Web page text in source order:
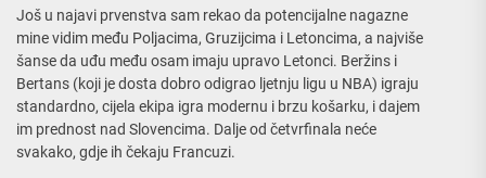
Još u najavi prvenstva sam rekao da potencijalne nagazne
mine vidim među Poljacima, Gruzijcima i Letoncima, a najviše
šanse da uđu među osam imaju upravo Letonci. Beržins i
Bertans (koji je dosta dobro odigrao ljetnju ligu u NBA) igraju
standardno, cijela ekipa igra modernu i brzu košarku, i dajem
im prednost nad Slovencima. Dalje od četvrfinala neće
svakako, gdje ih čekaju Francuzi.